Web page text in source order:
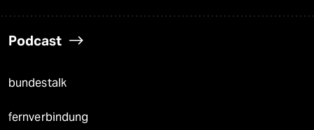
Podcast
bundestalk
fernverbindung